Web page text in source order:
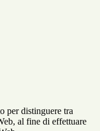
per distinguere tra
al fine di effettuare